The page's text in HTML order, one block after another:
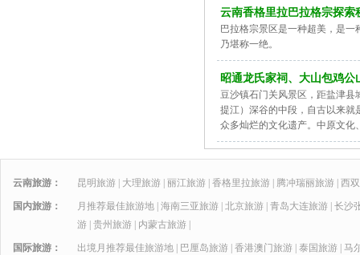
云南香格里拉巴拉格宗探索
巴拉格宗景区是一种超美，是
乃堪称一绝。
昭通龙氏家祠、大山包鸡
豆沙镇石门关风景区，距盐津县
提江）深谷的中段，自古以来就
众多灿烂的文化遗产。中原文化
云南旅游： 昆明旅游 大理旅游 丽江旅游 香格里拉旅游 腾冲瑞丽旅游 西
国内旅游： 月推荐最佳旅游地 海南三亚旅游 北京旅游 青岛大连旅游 长沙
游 贵州旅游 内蒙古旅游
国际旅游： 出境月推荐最佳旅游地 巴厘岛旅游 香港澳门旅游 泰国旅游 马